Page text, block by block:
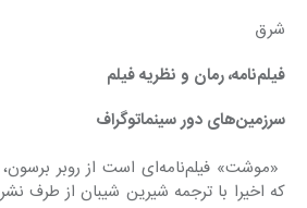
شرق
فیلم‌نامه، رمان و نظریه فیلم
سرزمین‌های دور سینماتوگراف
که اخیرا با ترجمه شیرین شیبان از طرف